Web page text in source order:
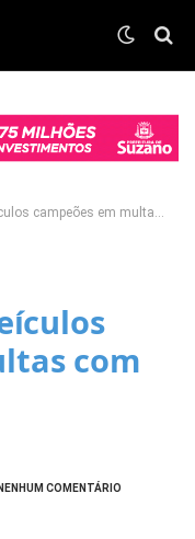
em multas com monitoramento inteligente
com
NENHUM COMENTÁRIO